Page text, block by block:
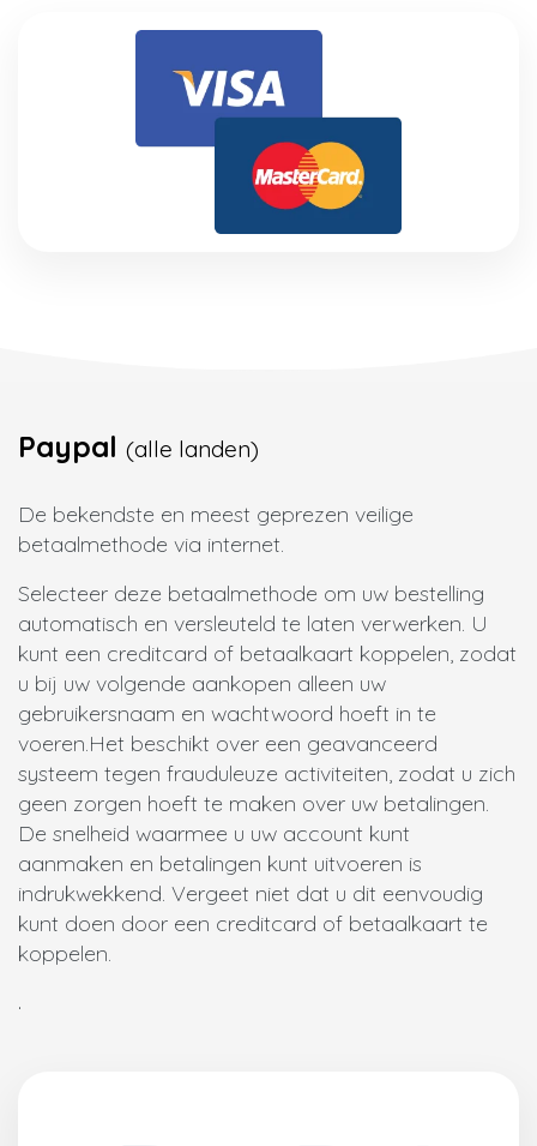
Paypal (alle landen)
De bekendste en meest geprezen veilige
betaalmethode via internet.
Selecteer deze betaalmethode om uw bestelling
automatisch en versleuteld te laten verwerken. U
kunt een creditcard of betaalkaart koppelen, zodat
u bij uw volgende aankopen alleen uw
gebruikersnaam en wachtwoord hoeft in te
voeren.Het beschikt over een geavanceerd
systeem tegen frauduleuze activiteiten, zodat u zich
geen zorgen hoeft te maken over uw betalingen.
De snelheid waarmee u uw account kunt
aanmaken en betalingen kunt uitvoeren is
indrukwekkend. Vergeet niet dat u dit eenvoudig
kunt doen door een creditcard of betaalkaart te
koppelen.
.